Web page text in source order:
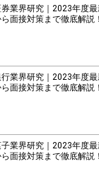
券業界研究｜2023年度
面接対策まで徹底解説！
行業界研究｜2023年度
面接対策まで徹底解説！
子業界研究｜2023年度
面接対策まで徹底解説！